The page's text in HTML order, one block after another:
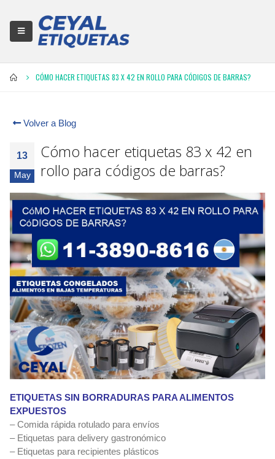
CÓMO HACER ETIQUETAS 83 X 42 EN ROLLO PARA CÓDIGOS DE BARRAS?
Volver a Blog
13
May
Cómo hacer etiquetas 83 x 42 en
rollo para códigos de barras?
ETIQUETAS SIN BORRADURAS PARA ALIMENTOS
EXPUESTOS
– Comida rápida rotulado para envíos
– Etiquetas para delivery gastronómico
– Etiquetas para recipientes plásticos